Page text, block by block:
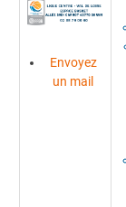
Envoyez
un mail